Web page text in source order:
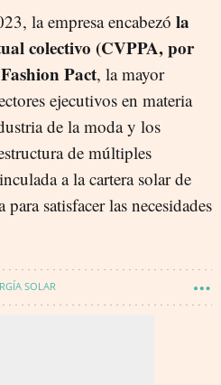
la empresa encabezó la
colectivo (CVPPA, por
Pact, la mayor
ejecutivos en materia
de la moda y los
de múltiples
a la cartera solar de
satisfacer las necesidades
SOLAR